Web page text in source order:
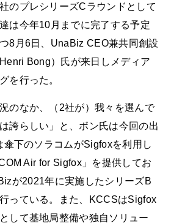
のプレシリーズCラウンドとして
は今年10月までに完了する予定
8月6日、UnaBiz CEO兼共同創設
Bong）氏が来日しメディア
を行った。
のなか、（2社が）我々を選んで
誇らしい」と、ボン氏は今回の出
下のソラコムがSigfoxを利用し
Air for Sigfox」を提供してお
が2021年に実施したシリーズB
っている。また、KCCSはSigfox
して基地局整備や独自ソリュー